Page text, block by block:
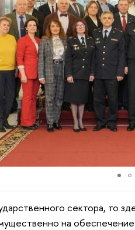
сектора, то
на